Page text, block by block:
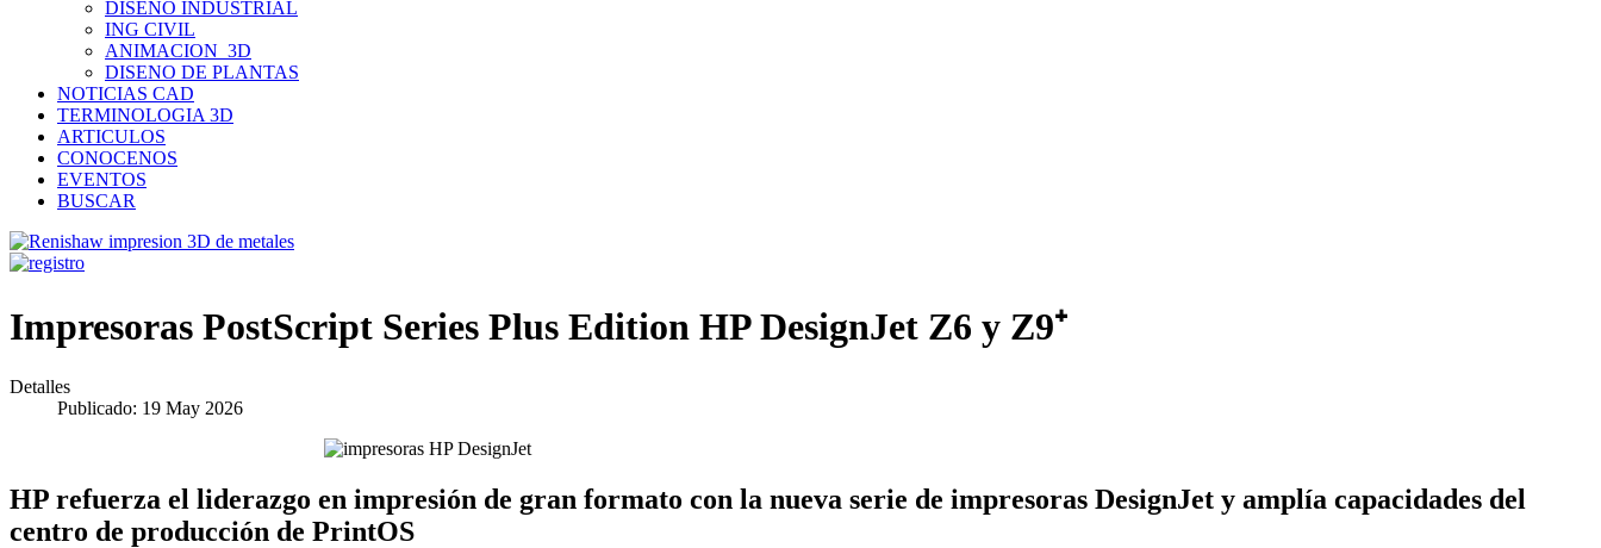
DISENO INDUSTRIAL
ING CIVIL
ANIMACION_3D
DISENO DE PLANTAS
NOTICIAS CAD
TERMINOLOGIA 3D
ARTICULOS
CONOCENOS
EVENTOS
BUSCAR
Impresoras PostScript Series Plus Edition HP DesignJet Z6 y Z9⁺
Detalles
Publicado: 19 May 2026
HP refuerza el liderazgo en impresión de gran formato con la nueva serie de impresoras DesignJet y amplía capacidades del
centro de producción de PrintOS